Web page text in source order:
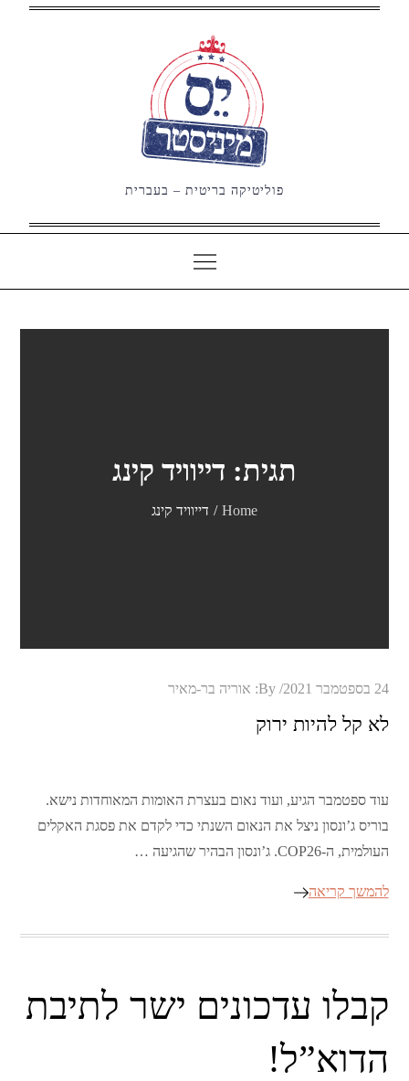
פוליטיקה בריטית – בעברית
תגית: דייוויד קינג
Home דייוויד קינג
Posted
on
24 בספטמבר 2021 By: אוריה בר-מאיר
לא קל להיות ירוק
עוד ספטמבר הגיע, ועוד נאום בעצרת האומות המאוחדות נישא.
בוריס ג’ונסון ניצל את הנאום השנתי כדי לקדם את פסגת האקלים
העולמית, ה-COP26. ג’ונסון הבהיר שהגיעה …
להמשך קריאה
קבלו עדכונים ישר לתיבת
הדוא”ל!